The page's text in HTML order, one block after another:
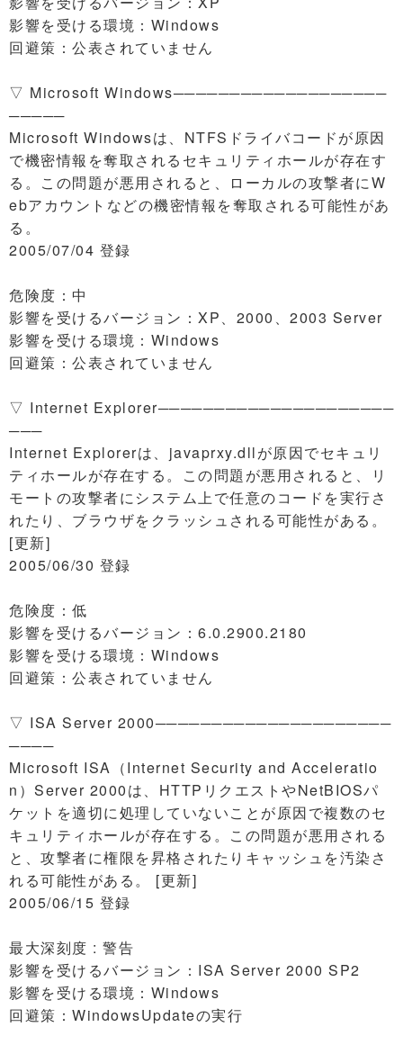
影響を受ける環境：Windows
回避策：公表されていません
▽ Microsoft Windows───────────────────
─────
Microsoft Windowsは、NTFSドライバコードが原因
で機密情報を奪取されるセキュリティホールが存在す
る。この問題が悪用されると、ローカルの攻撃者にW
ebアカウントなどの機密情報を奪取される可能性があ
る。
2005/07/04 登録
危険度：中
影響を受けるバージョン：XP、2000、2003 Server
影響を受ける環境：Windows
回避策：公表されていません
▽ Internet Explorer─────────────────────
───
Internet Explorerは、javaprxy.dllが原因でセキュリ
ティホールが存在する。この問題が悪用されると、リ
モートの攻撃者にシステム上で任意のコードを実行さ
れたり、ブラウザをクラッシュされる可能性がある。
[更新]
2005/06/30 登録
危険度：低
影響を受けるバージョン：6.0.2900.2180
影響を受ける環境：Windows
回避策：公表されていません
▽ ISA Server 2000─────────────────────
────
Microsoft ISA（Internet Security and Acceleratio
n）Server 2000は、HTTPリクエストやNetBIOSパ
ケットを適切に処理していないことが原因で複数のセ
キュリティホールが存在する。この問題が悪用される
と、攻撃者に権限を昇格されたりキャッシュを汚染さ
れる可能性がある。 [更新]
2005/06/15 登録
最大深刻度 : 警告
影響を受けるバージョン：ISA Server 2000 SP2
影響を受ける環境：Windows
回避策：WindowsUpdateの実行